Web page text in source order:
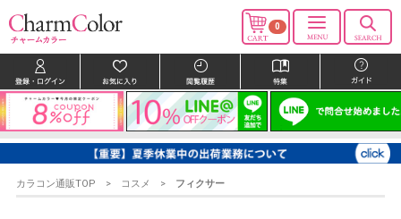
0
カラコン通販TOP コスメ フィクサー